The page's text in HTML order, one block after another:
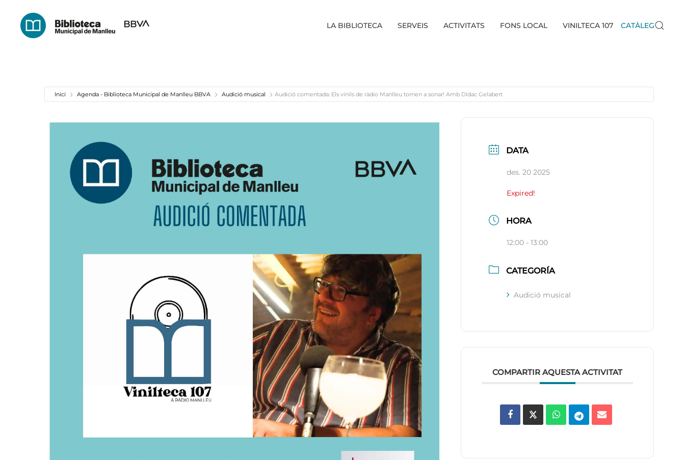
Skip
to
LA BIBLIOTECA SERVEIS ACTIVITATS FONS LOCAL VINILTECA 107 CATÀLEG
Inici Agenda - Biblioteca Municipal de Manlleu BBVA Audició musical Audició comentada: Els vinils de ràdio Manlleu tornen a sonar! Amb Dídac Gelabert
DATA
des. 20 2025
Expired!
HORA
12:00 - 13:00
CATEGORÍA
Audició musical
COMPARTIR AQUESTA ACTIVITAT